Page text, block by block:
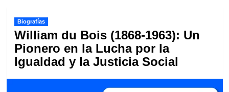
Biografías
William du Bois (1868-1963): Un
Pionero en la Lucha por la
Igualdad y la Justicia Social